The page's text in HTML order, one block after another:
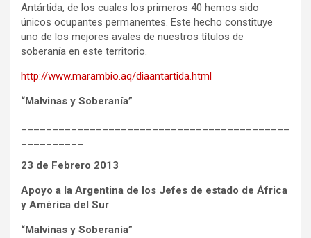
Antártida, de los cuales los primeros 40 hemos sido
únicos ocupantes permanentes. Este hecho constituye
uno de los mejores avales de nuestros títulos de
soberanía en este territorio.
http://www.marambio.aq/diaantartida.html
“Malvinas y Soberanía”
23 de Febrero 2013
Apoyo a la Argentina de los Jefes de estado de África
y América del Sur
“Malvinas y Soberanía”